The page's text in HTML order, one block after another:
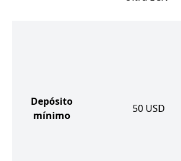
Depósito
mínimo
50 USD